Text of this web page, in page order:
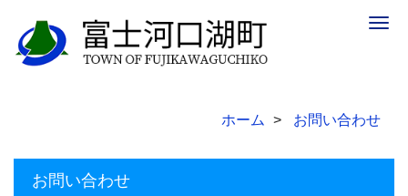
ホーム お問い合わせ
お問い合わせ